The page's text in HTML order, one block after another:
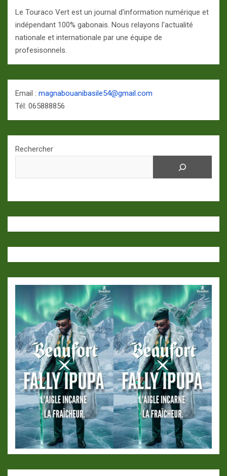
Le Touraco Vert est un journal d'information numérique et
indépendant 100% gabonais. Nous relayons l'actualité
nationale et internationale par une équipe de
profesisonnels.
Email : magnabouanibasile54@gmail.com
Tél: 065888856
Rechercher